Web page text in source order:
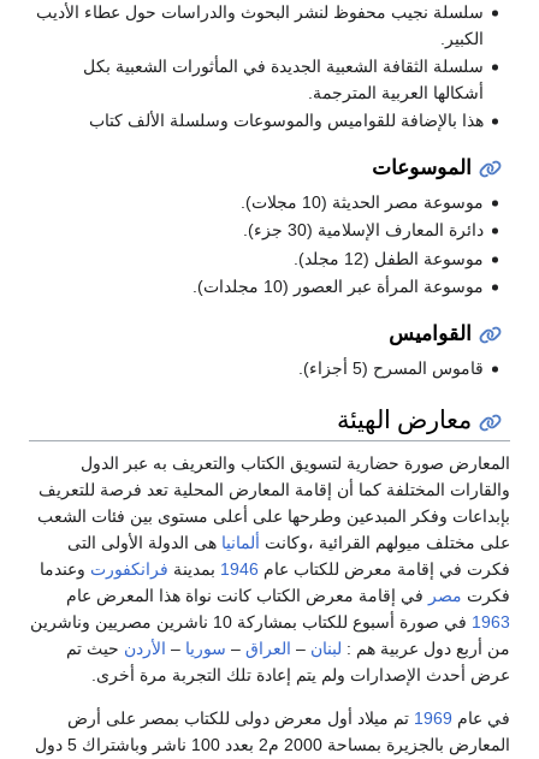
سلسلة نجيب محفوظ لنشر البحوث والدراسات حول عطاء الأديب
الكبير.
سلسلة الثقافة الشعبية الجديدة في المأثورات الشعبية بكل
أشكالها العربية المترجمة.
هذا بالإضافة للقواميس والموسوعات وسلسلة الألف كتاب
الموسوعات
موسوعة مصر الحديثة (10 مجلات).
دائرة المعارف الإسلامية (30 جزء).
موسوعة الطفل (12 مجلد).
موسوعة المرأة عبر العصور (10 مجلدات).
القواميس
قاموس المسرح (5 أجزاء).
معارض الهيئة
المعارض صورة حضارية لتسويق الكتاب والتعريف به عبر الدول
والقارات المختلفة كما أن إقامة المعارض المحلية تعد فرصة للتعريف
بإبداعات وفكر المبدعين وطرحها على أعلى مستوى بين فئات الشعب
على مختلف ميولهم القرائية ،وكانت ألمانيا هى الدولة الأولى التى
فكرت في إقامة معرض للكتاب عام 1946 بمدينة فرانكفورت وعندما
فكرت مصر في إقامة معرض الكتاب كانت نواة هذا المعرض عام
1963
في صورة أسبوع للكتاب بمشاركة 10 ناشرين مصريين وناشرين
من أربع دول عربية هم : لبنان – العراق – سوريا – الأردن حيث تم
عرض أحدث الإصدارات ولم يتم إعادة تلك التجربة مرة أخرى.
في عام 1969 تم ميلاد أول معرض دولى للكتاب بمصر على أرض
المعارض بالجزيرة بمساحة 2000 م2 بعدد 100 ناشر وباشتراك 5 دول